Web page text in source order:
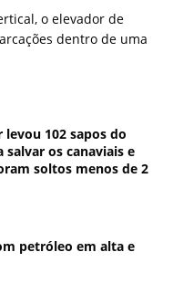
o elevador de
dentro de uma
levou 102 sapos do
salvar os canaviais e
soltos menos de 2
petróleo em alta e